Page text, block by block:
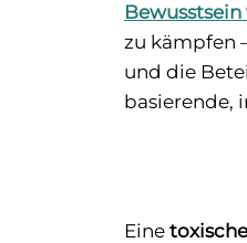
zu kämpfen
und die
basierende,
Eine